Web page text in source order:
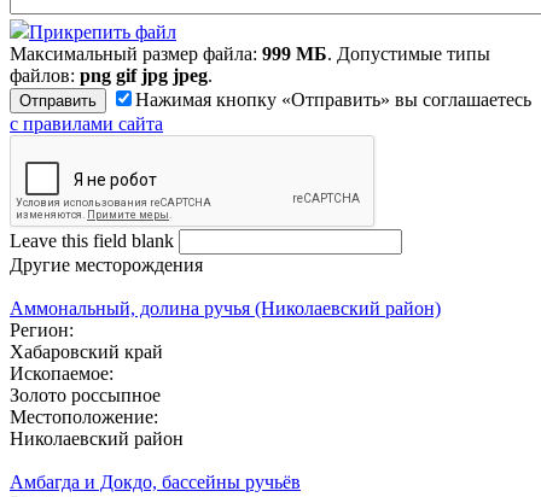
Прикрепить файл
Максимальный размер файла: 999 МБ. Допустимые типы
файлов: png gif jpg jpeg.
Нажимая кнопку «Отправить» вы соглашаетесь
с правилами сайта
Leave this field blank
Другие месторождения
Аммональный, долина ручья (Николаевский район)
Регион:
Хабаровский край
Ископаемое:
Золото россыпное
Местоположение:
Николаевский район
Амбагда и Докдо, бассейны ручьёв